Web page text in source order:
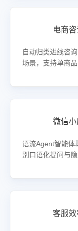
自动归类进线咨
场景，支持单商
语流Agent智能体
别口语化提问与